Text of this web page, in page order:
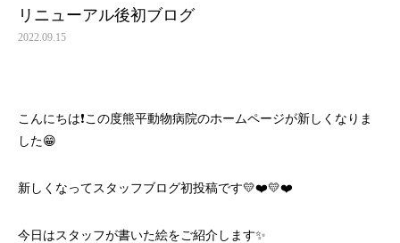
リニューアル後初ブログ
2022.09.15
こんにちは❗️この度熊平動物病院のホームページが新しくなりま
した😁
新しくなってスタッフブログ初投稿です💛❤️💛❤️
今日はスタッフが書いた絵をご紹介します✨